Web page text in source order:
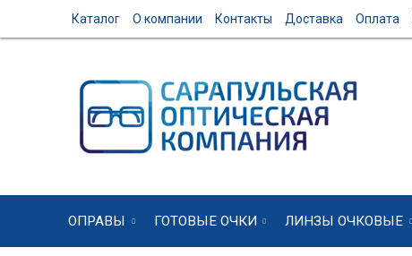
Каталог О компании Контакты Доставка Оплата
ОПРАВЫ ГОТОВЫЕ ОЧКИ ЛИНЗЫ ОЧКОВЫЕ